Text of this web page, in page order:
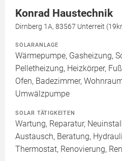
Konrad Haustechnik
Dirnberg 1A, 83567 Unterreit
SOLARANLAGE
Wärmepumpe, Gasheizung,
Pelletheizung, Heizkörper,
Ofen, Badezimmer,
Umwälzpumpe
SOLAR TÄTIGKEITEN
Wartung, Reparatur,
Austausch, Beratung,
Thermostat, Renovierung,